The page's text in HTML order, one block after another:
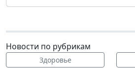
Новости по рубрикам
Здоровье